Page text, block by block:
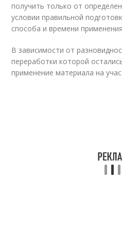
получить только от
условии правильной
способа и времени
В зависимости от
переработки которой
применение материала на